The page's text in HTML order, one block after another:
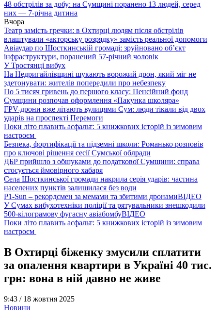
48 обстрілів за добу: на Сумщині поранено 13 людей, серед
них — 7-річна дитина
Вчора
Театр замість гречки: в Охтирці людям після обстрілів
влаштували «акторську розрядку» замість реальної допомоги
Авіаудар по Шосткинській громаді: зруйновано об’єкт
інфраструктури, поранений 57-річний чоловік
У Тростянці вибух
На Недригайлівщині шукають ворожий дрон, який міг не
здетонувати: жителів попередили про небезпеку
По 5 тисяч гривень до першого класу: Пенсійний фонд
Сумщини розпочав оформлення «Пакунка школяра»
FPV-дрони вже літають вулицями Сум: люди тікали від двох
ударів на проспекті Перемоги
Поки літо плавить асфальт: 5 книжкових історій із зимовим
настроєм
Безпека, фортифікації та підземні школи: Романько розповів
про ключові рішення сесії Сумської облради
ДБР прийшло з обшуками до податкової Сумщини: справа
стосується ймовірного хабаря
Села Шосткинської громади накрила серія ударів: частина
населених пунктів залишилася без води
P1-Sun – рекордсмен за мемами та збитими дронамиВІДЕО
У Сумах вибухотехніки поліції та рятувальники знешкодили
500-кілограмову фугасну авіабомбуВІДЕО
Поки літо плавить асфальт: 5 книжкових історій із зимовим
настроєм
В Охтирці біженку змусили сплатити
за опалення квартири в Україні 40 тис.
грн: вона в ній давно не живе
9:43 / 18 жовтня 2025
Новини